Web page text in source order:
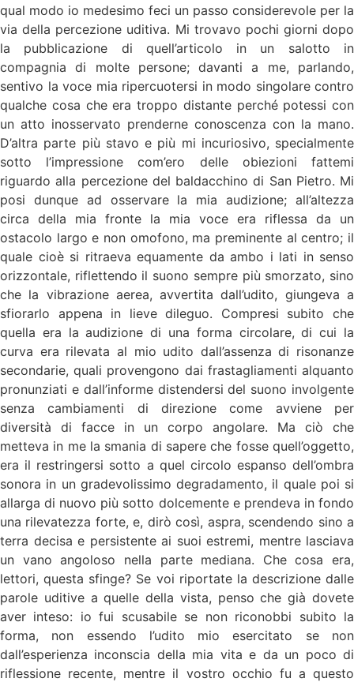
qual modo io medesimo feci un passo considerevole per la
via della percezione uditiva. Mi trovavo pochi giorni dopo
la pubblicazione di quell’articolo in un salotto in
compagnia di molte persone; davanti a me, parlando,
sentivo la voce mia ripercuotersi in modo singolare contro
qualche cosa che era troppo distante perché potessi con
un atto inosservato prenderne conoscenza con la mano.
D’altra parte più stavo e più mi incuriosivo, specialmente
sotto l’impressione com’ero delle obiezioni fattemi
riguardo alla percezione del baldacchino di San Pietro. Mi
posi dunque ad osservare la mia audizione; all’altezza
circa della mia fronte la mia voce era riflessa da un
ostacolo largo e non omofono, ma preminente al centro; il
quale cioè si ritraeva equamente da ambo i lati in senso
orizzontale, riflettendo il suono sempre più smorzato, sino
che la vibrazione aerea, avvertita dall’udito, giungeva a
sfiorarlo appena in lieve dileguo. Compresi subito che
quella era la audizione di una forma circolare, di cui la
curva era rilevata al mio udito dall’assenza di risonanze
secondarie, quali provengono dai frastagliamenti alquanto
pronunziati e dall’informe distendersi del suono involgente
senza cambiamenti di direzione come avviene per
diversità di facce in un corpo angolare. Ma ciò che
metteva in me la smania di sapere che fosse quell’oggetto,
era il restringersi sotto a quel circolo espanso dell’ombra
sonora in un gradevolissimo degradamento, il quale poi si
allarga di nuovo più sotto dolcemente e prendeva in fondo
una rilevatezza forte, e, dirò così, aspra, scendendo sino a
terra decisa e persistente ai suoi estremi, mentre lasciava
un vano angoloso nella parte mediana. Che cosa era,
lettori, questa sfinge? Se voi riportate la descrizione dalle
parole uditive a quelle della vista, penso che già dovete
aver inteso: io fui scusabile se non riconobbi subito la
forma, non essendo l’udito mio esercitato se non
dall’esperienza inconscia della mia vita e da un poco di
riflessione recente, mentre il vostro occhio fu a questo